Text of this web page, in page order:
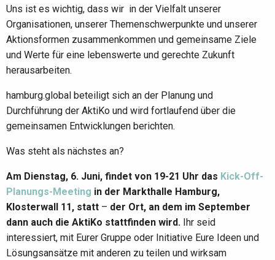
Uns ist es wichtig, dass wir in der Vielfalt unserer
Organisationen, unserer Themenschwerpunkte und unserer
Aktionsformen zusammenkommen und gemeinsame Ziele
und Werte für eine lebenswerte und gerechte Zukunft
herausarbeiten.
hamburg.global beteiligt sich an der Planung und
Durchführung der AktiKo und wird fortlaufend über die
gemeinsamen Entwicklungen berichten.
Was steht als nächstes an?
Am Dienstag, 6. Juni, findet von 19-21 Uhr das Kick-Off-
Planungs-Meeting in der Markthalle Hamburg,
Klosterwall 11, statt – der Ort, an dem im September
dann auch die AktiKo stattfinden wird. Ihr seid
interessiert, mit Eurer Gruppe oder Initiative Eure Ideen und
Lösungsansätze mit anderen zu teilen und wirksam